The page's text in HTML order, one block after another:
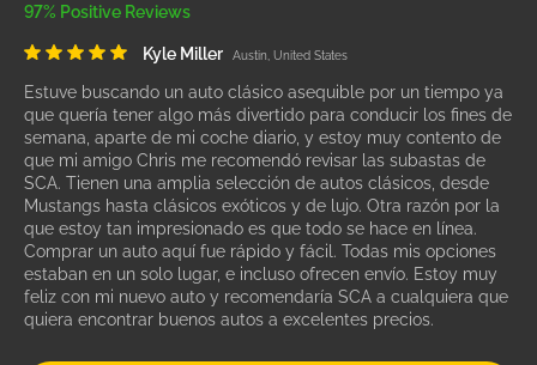
97% Positive Reviews
Kyle Miller Austin, United States
Estuve buscando un auto clásico asequible por un tiempo ya
que quería tener algo más divertido para conducir los fines de
semana, aparte de mi coche diario, y estoy muy contento de
que mi amigo Chris me recomendó revisar las subastas de
SCA. Tienen una amplia selección de autos clásicos, desde
Mustangs hasta clásicos exóticos y de lujo. Otra razón por la
que estoy tan impresionado es que todo se hace en línea.
Comprar un auto aquí fue rápido y fácil. Todas mis opciones
estaban en un solo lugar, e incluso ofrecen envío. Estoy muy
feliz con mi nuevo auto y recomendaría SCA a cualquiera que
quiera encontrar buenos autos a excelentes precios.